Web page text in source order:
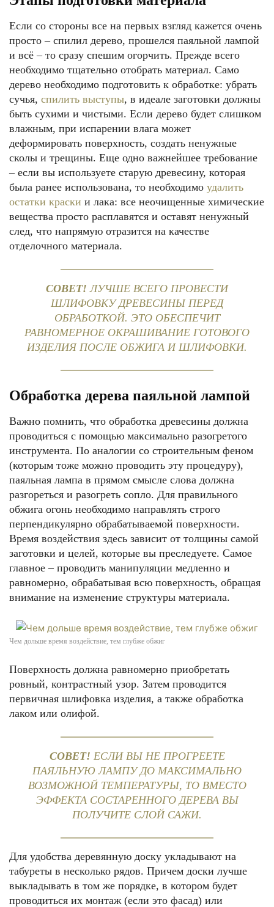
Если со стороны все на первых взгляд кажется очень
просто – спилил дерево, прошелся паяльной лампой
и всё – то сразу спешим огорчить. Прежде всего
необходимо тщательно отобрать материал. Само
дерево необходимо подготовить к обработке: убрать
сучья, спилить выступы, в идеале заготовки должны
быть сухими и чистыми. Если дерево будет слишком
влажным, при испарении влага может
деформировать поверхность, создать ненужные
сколы и трещины. Еще одно важнейшее требование
– если вы используете старую древесину, которая
была ранее использована, то необходимо удалить
остатки краски и лака: все неочищенные химические
вещества просто расплавятся и оставят ненужный
след, что напрямую отразится на качестве
отделочного материала.
СОВЕТ! ЛУЧШЕ ВСЕГО ПРОВЕСТИ
ШЛИФОВКУ ДРЕВЕСИНЫ ПЕРЕД
ОБРАБОТКОЙ. ЭТО ОБЕСПЕЧИТ
РАВНОМЕРНОЕ ОКРАШИВАНИЕ ГОТОВОГО
ИЗДЕЛИЯ ПОСЛЕ ОБЖИГА И ШЛИФОВКИ.
Обработка дерева паяльной лампой
Важно помнить, что обработка древесины должна
проводиться с помощью максимально разогретого
инструмента. По аналогии со строительным феном
(которым тоже можно проводить эту процедуру),
паяльная лампа в прямом смысле слова должна
разгореться и разогреть сопло. Для правильного
обжига огонь необходимо направлять строго
перпендикулярно обрабатываемой поверхности.
Время воздействия здесь зависит от толщины самой
заготовки и целей, которые вы преследуете. Самое
главное – проводить манипуляции медленно и
равномерно, обрабатывая всю поверхность, обращая
внимание на изменение структуры материала.
Чем дольше время воздействие, тем глубже обжиг
Поверхность должна равномерно приобретать
ровный, контрастный узор. Затем проводится
первичная шлифовка изделия, а также обработка
лаком или олифой.
СОВЕТ! ЕСЛИ ВЫ НЕ ПРОГРЕЕТЕ
ПАЯЛЬНУЮ ЛАМПУ ДО МАКСИМАЛЬНО
ВОЗМОЖНОЙ ТЕМПЕРАТУРЫ, ТО ВМЕСТО
ЭФФЕКТА СОСТАРЕННОГО ДЕРЕВА ВЫ
ПОЛУЧИТЕ СЛОЙ САЖИ.
Для удобства деревянную доску укладывают на
табуреты в несколько рядов. Причем доски лучше
выкладывать в том же порядке, в котором будет
проводиться их монтаж (если это фасад) или